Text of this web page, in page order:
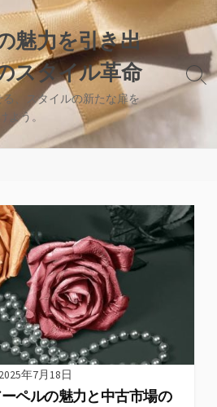
魅力を引き出
スタイル革命
、スタイルの新たな扉を
よう。
検
2025年7月18日
ペルの魅力と中古市場の